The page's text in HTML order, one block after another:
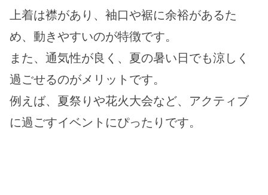
上着は襟があり、袖口や裾に余裕があるた
め、動きやすいのが特徴です。
また、通気性が良く、夏の暑い日でも涼しく
過ごせるのがメリットです。
例えば、夏祭りや花火大会など、アクティブ
に過ごすイベントにぴったりです。